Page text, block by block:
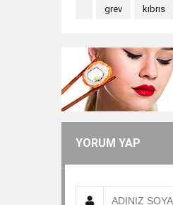
grev kıbrıs
YORUM YAP